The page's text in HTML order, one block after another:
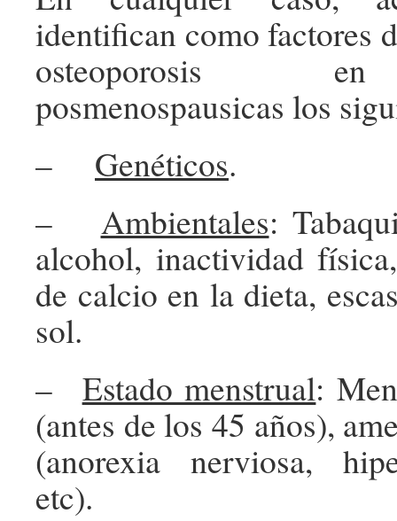
identifican como factores
osteoporosis
posmenospausicas los
– Genéticos.
– Ambientales:
alcohol, inactividad
de calcio en la dieta,
sol.
– Estado menstrual:
(antes de los 45 años),
(anorexia nerviosa,
etc).